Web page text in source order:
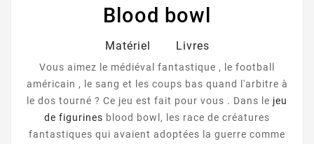
Blood bowl
Matériel Livres
Vous aimez le médiéval fantastique , le football
américain , le sang et les coups bas quand l'arbitre à
le dos tourné ? Ce jeu est fait pour vous . Dans le jeu
de figurines blood bowl, les race de créatures
fantastiques qui avaient adoptées la guerre comme